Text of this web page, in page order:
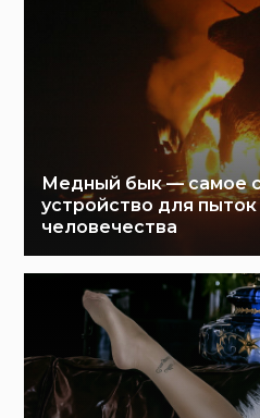
Медный бык — самое
устройство для
человечества